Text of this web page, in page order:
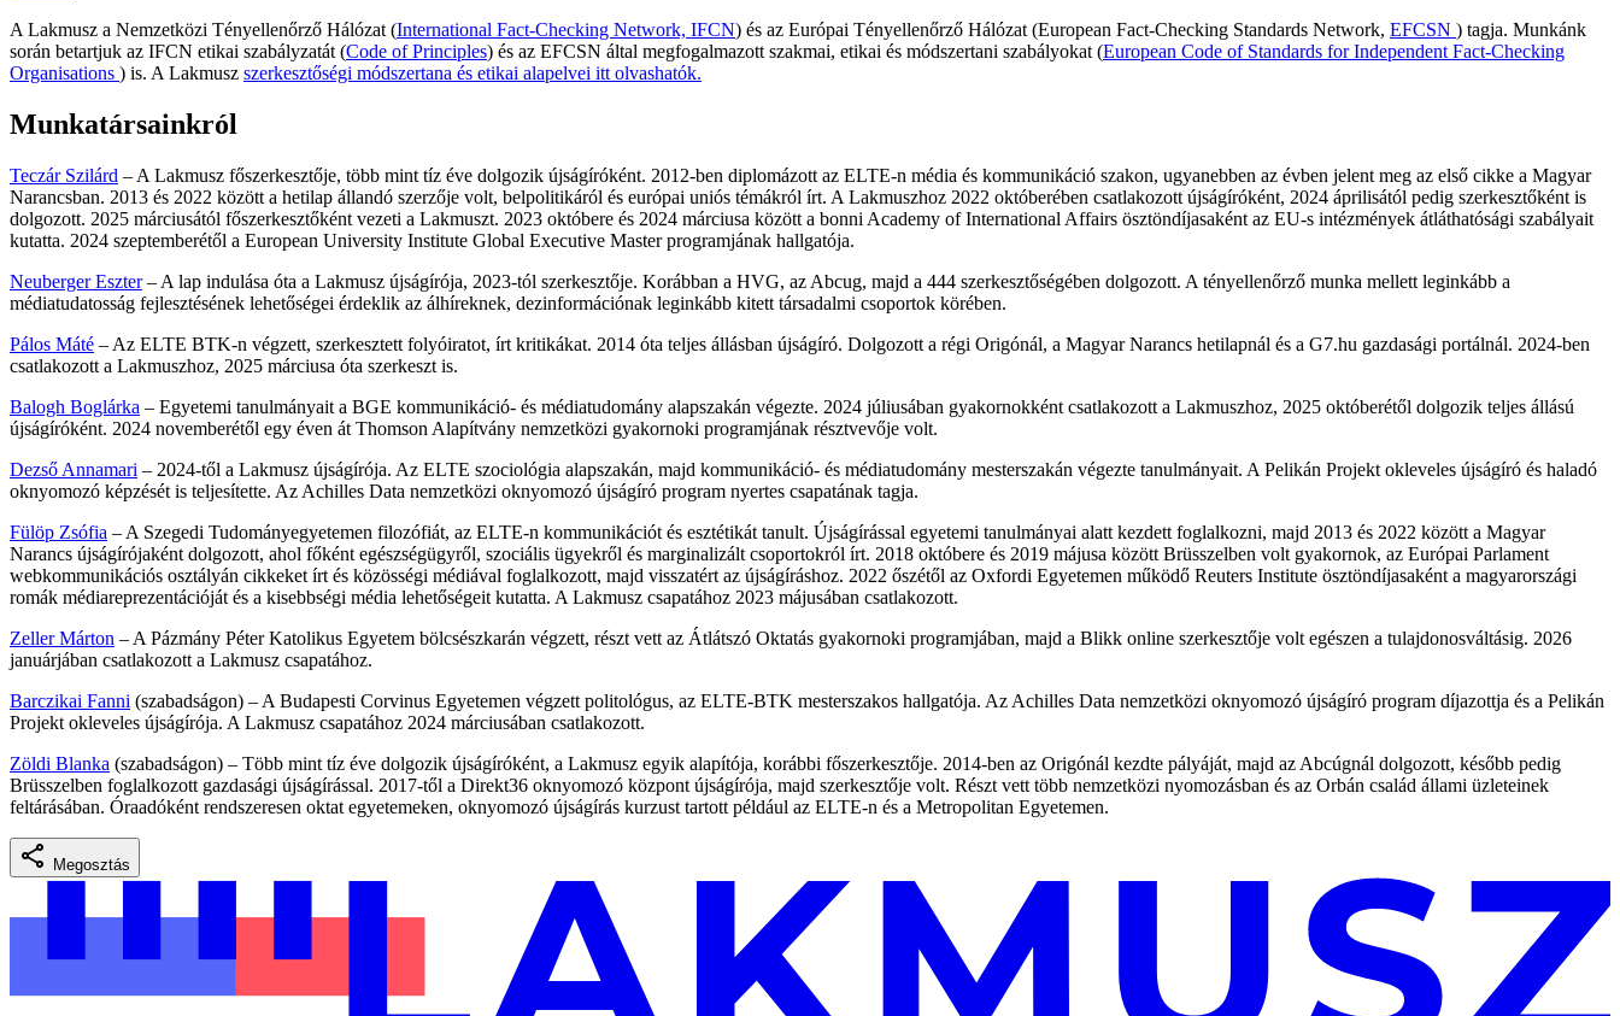
A Lakmusz a Nemzetközi Tényellenőrző Hálózat (International Fact-Checking Network, IFCN) és az Európai Tényellenőrző Hálózat (European Fact-Checking Standards Network, EFCSN ) tagja. Munkánk
során betartjuk az IFCN etikai szabályzatát (Code of Principles) és az EFCSN által megfogalmazott szakmai, etikai és módszertani szabályokat (European Code of Standards for Independent Fact-Checking
Organisations ) is. A Lakmusz szerkesztőségi módszertana és etikai alapelvei itt olvashatók.
Munkatársainkról
Teczár Szilárd – A Lakmusz főszerkesztője, több mint tíz éve dolgozik újságíróként. 2012-ben diplomázott az ELTE-n média és kommunikáció szakon, ugyanebben az évben jelent meg az első cikke a Magyar
Narancsban. 2013 és 2022 között a hetilap állandó szerzője volt, belpolitikáról és európai uniós témákról írt. A Lakmuszhoz 2022 októberében csatlakozott újságíróként, 2024 áprilisától pedig szerkesztőként is
dolgozott. 2025 márciusától főszerkesztőként vezeti a Lakmuszt. 2023 októbere és 2024 márciusa között a bonni Academy of International Affairs ösztöndíjasaként az EU-s intézmények átláthatósági szabályait
kutatta. 2024 szeptemberétől a European University Institute Global Executive Master programjának hallgatója.
Neuberger Eszter– A lap indulása óta a Lakmusz újságírója, 2023-tól szerkesztője. Korábban a HVG, az Abcug, majd a 444 szerkesztőségében dolgozott. A tényellenőrző munka mellett leginkább a
médiatudatosság fejlesztésének lehetőségei érdeklik az álhíreknek, dezinformációnak leginkább kitett társadalmi csoportok körében.
Pálos Máté – Az ELTE BTK-n végzett, szerkesztett folyóiratot, írt kritikákat. 2014 óta teljes állásban újságíró. Dolgozott a régi Origónál, a Magyar Narancs hetilapnál és a G7.hu gazdasági portálnál. 2024-ben
csatlakozott a Lakmuszhoz, 2025 márciusa óta szerkeszt is.
Balogh Boglárka – Egyetemi tanulmányait a BGE kommunikáció- és médiatudomány alapszakán végezte. 2024 júliusában gyakornokként csatlakozott a Lakmuszhoz, 2025 októberétől dolgozik teljes állású
újságíróként. 2024 novemberétől egy éven át Thomson Alapítvány nemzetközi gyakornoki programjának résztvevője volt.
Dezső Annamari – 2024-től a Lakmusz újságírója. Az ELTE szociológia alapszakán, majd kommunikáció- és médiatudomány mesterszakán végezte tanulmányait. A Pelikán Projekt okleveles újságíró és haladó
oknyomozó képzését is teljesítette. Az Achilles Data nemzetközi oknyomozó újságíró program nyertes csapatának tagja.
Fülöp Zsófia – A Szegedi Tudományegyetemen filozófiát, az ELTE-n kommunikációt és esztétikát tanult. Újságírással egyetemi tanulmányai alatt kezdett foglalkozni, majd 2013 és 2022 között a Magyar
Narancs újságírójaként dolgozott, ahol főként egészségügyről, szociális ügyekről és marginalizált csoportokról írt. 2018 októbere és 2019 májusa között Brüsszelben volt gyakornok, az Európai Parlament
webkommunikációs osztályán cikkeket írt és közösségi médiával foglalkozott, majd visszatért az újságíráshoz. 2022 őszétől az Oxfordi Egyetemen működő Reuters Institute ösztöndíjasaként a magyarországi
romák médiareprezentációját és a kisebbségi média lehetőségeit kutatta. A Lakmusz csapatához 2023 májusában csatlakozott.
Zeller Márton – A Pázmány Péter Katolikus Egyetem bölcsészkarán végzett, részt vett az Átlátszó Oktatás gyakornoki programjában, majd a Blikk online szerkesztője volt egészen a tulajdonosváltásig. 2026
januárjában csatlakozott a Lakmusz csapatához.
Barczikai Fanni (szabadságon) – A Budapesti Corvinus Egyetemen végzett politológus, az ELTE-BTK mesterszakos hallgatója. Az Achilles Data nemzetközi oknyomozó újságíró program díjazottja és a Pelikán
Projekt okleveles újságírója. A Lakmusz csapatához 2024 márciusában csatlakozott.
Zöldi Blanka (szabadságon) – Több mint tíz éve dolgozik újságíróként, a Lakmusz egyik alapítója, korábbi főszerkesztője. 2014-ben az Origónál kezdte pályáját, majd az Abcúgnál dolgozott, később pedig
Brüsszelben foglalkozott gazdasági újságírással. 2017-től a Direkt36 oknyomozó központ újságírója, majd szerkesztője volt. Részt vett több nemzetközi nyomozásban és az Orbán család állami üzleteinek
feltárásában. Óraadóként rendszeresen oktat egyetemeken, oknyomozó újságírás kurzust tartott például az ELTE-n és a Metropolitan Egyetemen.
Megosztás